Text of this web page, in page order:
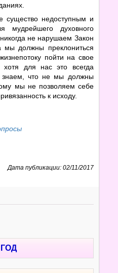
существо недоступным и
мудрейшего духовного
не нарушаем Закон
мы должны преклониться
пойти на свое
для нас это всегда
знаем, что не мы должны
мы не позволяем себе
к исходу.
Дата публикации: 02/11/2017